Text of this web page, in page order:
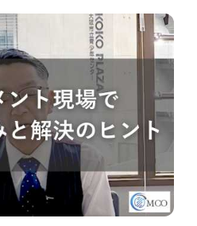
記事では、リーダーシッ
意識のズレや、リー […]